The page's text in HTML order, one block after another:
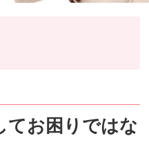
てお困りではな